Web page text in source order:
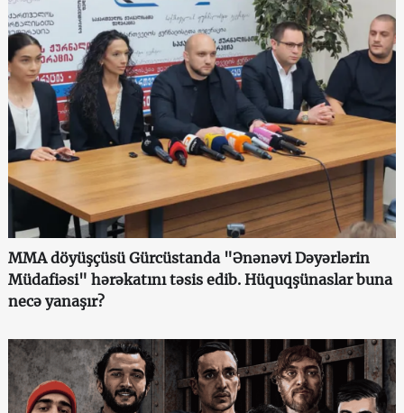
MMA döyüşçüsü Gürcüstanda "Ənənəvi Dəyərlərin
Müdafiəsi" hərəkatını təsis edib. Hüquqşünaslar buna
necə yanaşır?